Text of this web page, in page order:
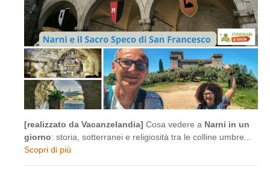
[realizzato da Vacanzelandia] Cosa vedere a Narni in un
giorno: storia, sotterranei e religiosità tra le colline umbre...
Scopri di più